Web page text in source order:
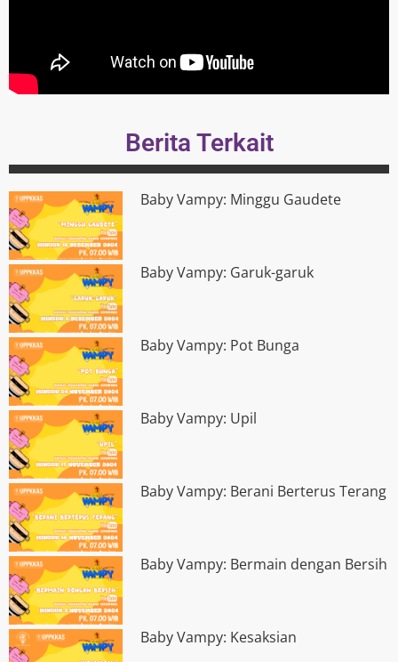
Berita Terkait
Baby Vampy: Minggu Gaudete
Baby Vampy: Garuk-garuk
Baby Vampy: Pot Bunga
Baby Vampy: Upil
Baby Vampy: Berani Berterus Terang
Baby Vampy: Bermain dengan Bersih
Baby Vampy: Kesaksian